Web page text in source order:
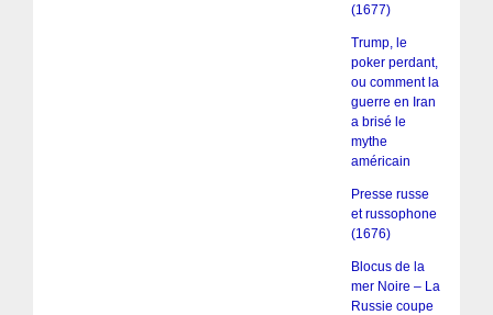
(1677)
Trump, le
poker perdant,
ou comment la
guerre en Iran
a brisé le
mythe
américain
Presse russe
et russophone
(1676)
Blocus de la
mer Noire – La
Russie coupe